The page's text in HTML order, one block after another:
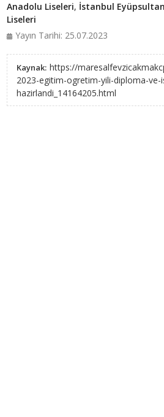
Anadolu Liseleri, İstanbul
Liseleri
Yayın Tarihi: 25.07.2023
Kaynak: https://
2023-egitim-ogretim-yili-diploma-ve-
hazirlandi_14164205.html